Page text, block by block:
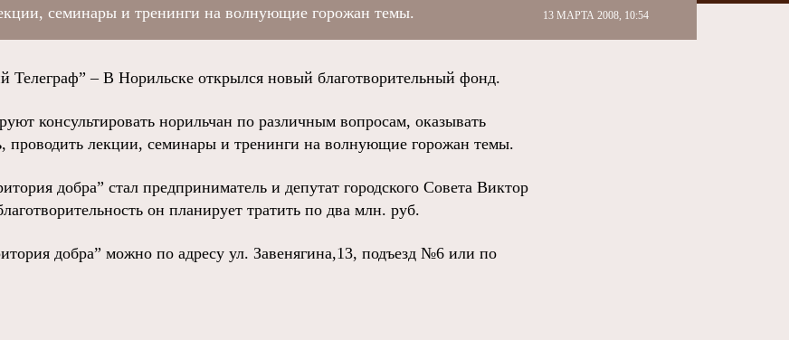
13 МАРТА 2008, 10:54
семинары и тренинги на волнующие горожан темы.
– В Норильске открылся новый благотворительный фонд.
консультировать норильчан по различным вопросам, оказывать
проводить лекции, семинары и тренинги на волнующие горожан темы.
добра” стал предприниматель и депутат городского Совета Виктор
он планирует тратить по два млн. руб.
добра” можно по адресу ул. Завенягина,13, подъезд №6 или по